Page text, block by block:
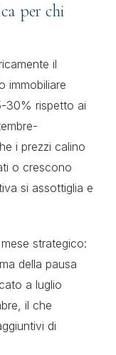
per chi
il
immobiliare
30% rispetto ai
i prezzi calino
o crescono
si assottiglia e
strategico:
della pausa
a luglio
il che
di